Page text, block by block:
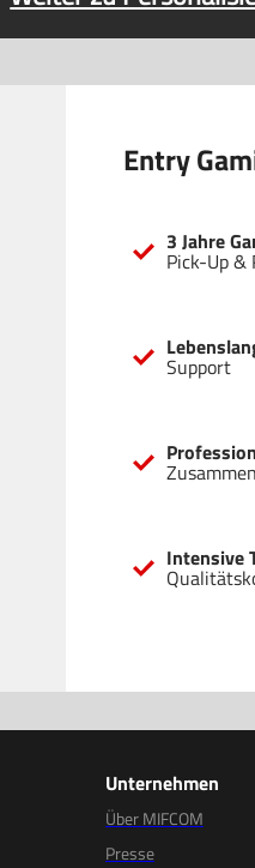
Entry
3 Jahre
Pick-Up &
Support
Intensive
Unternehmen
Über MIFCOM
Presse